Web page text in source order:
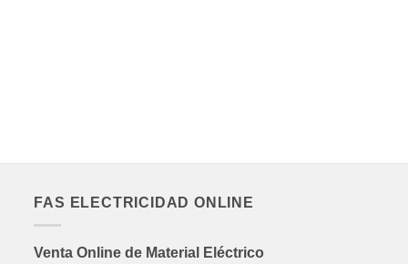
FAS ELECTRICIDAD ONLINE
Venta Online de Material Eléctrico